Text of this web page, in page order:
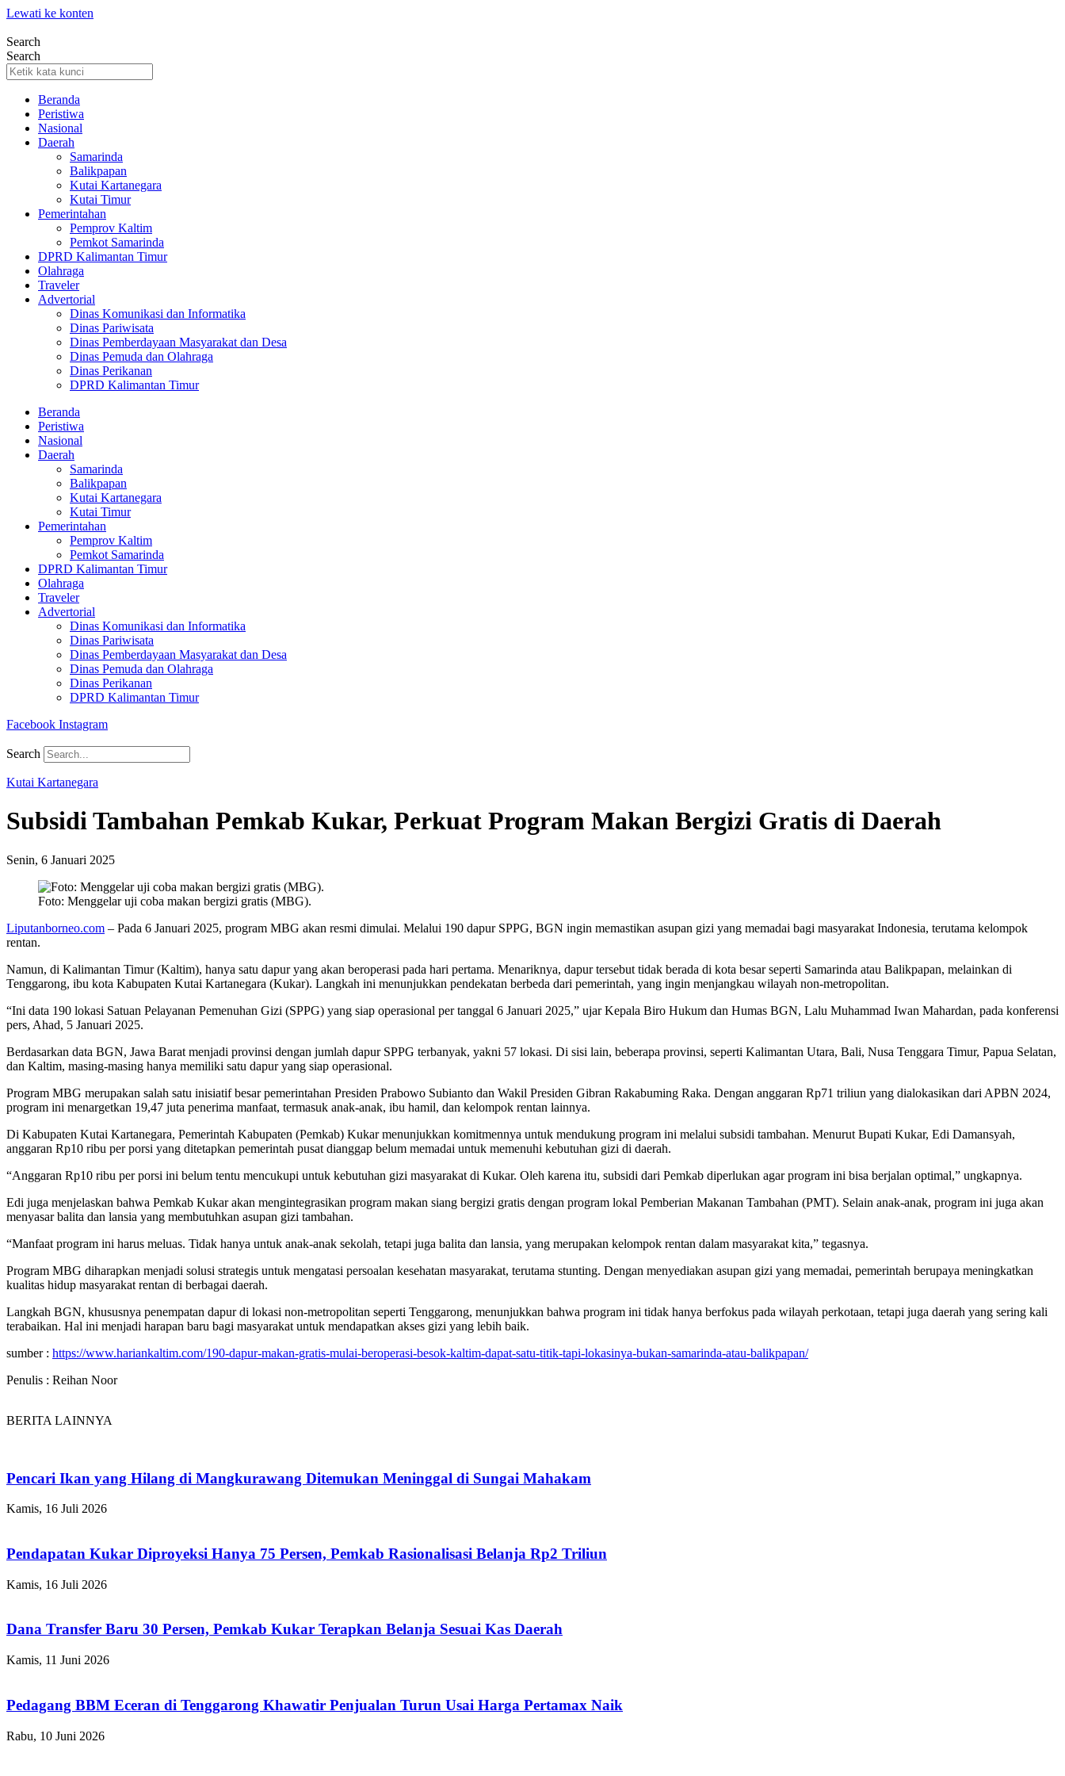
Lewati ke konten
Search
Search
Beranda
Peristiwa
Nasional
Daerah
Samarinda
Balikpapan
Kutai Kartanegara
Kutai Timur
Pemerintahan
Pemprov Kaltim
Pemkot Samarinda
DPRD Kalimantan Timur
Olahraga
Traveler
Advertorial
Dinas Komunikasi dan Informatika
Dinas Pariwisata
Dinas Pemberdayaan Masyarakat dan Desa
Dinas Pemuda dan Olahraga
Dinas Perikanan
DPRD Kalimantan Timur
Beranda
Peristiwa
Nasional
Daerah
Samarinda
Balikpapan
Kutai Kartanegara
Kutai Timur
Pemerintahan
Pemprov Kaltim
Pemkot Samarinda
DPRD Kalimantan Timur
Olahraga
Traveler
Advertorial
Dinas Komunikasi dan Informatika
Dinas Pariwisata
Dinas Pemberdayaan Masyarakat dan Desa
Dinas Pemuda dan Olahraga
Dinas Perikanan
DPRD Kalimantan Timur
Facebook Instagram
Search
Kutai Kartanegara
Subsidi Tambahan Pemkab Kukar, Perkuat Program Makan Bergizi Gratis di Daerah
Senin, 6 Januari 2025
Foto: Menggelar uji coba makan bergizi gratis (MBG).
Liputanborneo.com – Pada 6 Januari 2025, program MBG akan resmi dimulai. Melalui 190 dapur SPPG, BGN ingin memastikan asupan gizi yang memadai bagi masyarakat Indonesia, terutama kelompok
rentan.
Namun, di Kalimantan Timur (Kaltim), hanya satu dapur yang akan beroperasi pada hari pertama. Menariknya, dapur tersebut tidak berada di kota besar seperti Samarinda atau Balikpapan, melainkan di
Tenggarong, ibu kota Kabupaten Kutai Kartanegara (Kukar). Langkah ini menunjukkan pendekatan berbeda dari pemerintah, yang ingin menjangkau wilayah non-metropolitan.
“Ini data 190 lokasi Satuan Pelayanan Pemenuhan Gizi (SPPG) yang siap operasional per tanggal 6 Januari 2025,” ujar Kepala Biro Hukum dan Humas BGN, Lalu Muhammad Iwan Mahardan, pada konferensi
pers, Ahad, 5 Januari 2025.
Berdasarkan data BGN, Jawa Barat menjadi provinsi dengan jumlah dapur SPPG terbanyak, yakni 57 lokasi. Di sisi lain, beberapa provinsi, seperti Kalimantan Utara, Bali, Nusa Tenggara Timur, Papua Selatan,
dan Kaltim, masing-masing hanya memiliki satu dapur yang siap operasional.
Program MBG merupakan salah satu inisiatif besar pemerintahan Presiden Prabowo Subianto dan Wakil Presiden Gibran Rakabuming Raka. Dengan anggaran Rp71 triliun yang dialokasikan dari APBN 2024,
program ini menargetkan 19,47 juta penerima manfaat, termasuk anak-anak, ibu hamil, dan kelompok rentan lainnya.
Di Kabupaten Kutai Kartanegara, Pemerintah Kabupaten (Pemkab) Kukar menunjukkan komitmennya untuk mendukung program ini melalui subsidi tambahan. Menurut Bupati Kukar, Edi Damansyah,
anggaran Rp10 ribu per porsi yang ditetapkan pemerintah pusat dianggap belum memadai untuk memenuhi kebutuhan gizi di daerah.
“Anggaran Rp10 ribu per porsi ini belum tentu mencukupi untuk kebutuhan gizi masyarakat di Kukar. Oleh karena itu, subsidi dari Pemkab diperlukan agar program ini bisa berjalan optimal,” ungkapnya.
Edi juga menjelaskan bahwa Pemkab Kukar akan mengintegrasikan program makan siang bergizi gratis dengan program lokal Pemberian Makanan Tambahan (PMT). Selain anak-anak, program ini juga akan
menyasar balita dan lansia yang membutuhkan asupan gizi tambahan.
“Manfaat program ini harus meluas. Tidak hanya untuk anak-anak sekolah, tetapi juga balita dan lansia, yang merupakan kelompok rentan dalam masyarakat kita,” tegasnya.
Program MBG diharapkan menjadi solusi strategis untuk mengatasi persoalan kesehatan masyarakat, terutama stunting. Dengan menyediakan asupan gizi yang memadai, pemerintah berupaya meningkatkan
kualitas hidup masyarakat rentan di berbagai daerah.
Langkah BGN, khususnya penempatan dapur di lokasi non-metropolitan seperti Tenggarong, menunjukkan bahwa program ini tidak hanya berfokus pada wilayah perkotaan, tetapi juga daerah yang sering kali
terabaikan. Hal ini menjadi harapan baru bagi masyarakat untuk mendapatkan akses gizi yang lebih baik.
sumber : https://www.hariankaltim.com/190-dapur-makan-gratis-mulai-beroperasi-besok-kaltim-dapat-satu-titik-tapi-lokasinya-bukan-samarinda-atau-balikpapan/
Penulis : Reihan Noor
BERITA LAINNYA
Pencari Ikan yang Hilang di Mangkurawang Ditemukan Meninggal di Sungai Mahakam
Kamis, 16 Juli 2026
Pendapatan Kukar Diproyeksi Hanya 75 Persen, Pemkab Rasionalisasi Belanja Rp2 Triliun
Kamis, 16 Juli 2026
Dana Transfer Baru 30 Persen, Pemkab Kukar Terapkan Belanja Sesuai Kas Daerah
Kamis, 11 Juni 2026
Pedagang BBM Eceran di Tenggarong Khawatir Penjualan Turun Usai Harga Pertamax Naik
Rabu, 10 Juni 2026